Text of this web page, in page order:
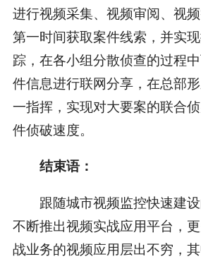
进行视频采集、视频审阅、视
第一时间获取案件线索，并实
踪，在各小组分散侦查的过程
件信息进行联网分享，在总部
一指挥，实现对大要案的联合
件侦破速度。
结束语：
跟随城市视频监控快速建设
不断推出视频实战应用平台，
战业务的视频应用层出不穷，